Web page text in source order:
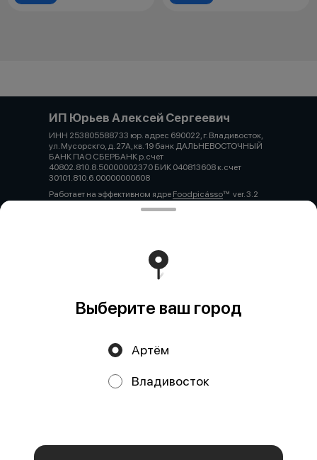
аналитических сервисов согласно нашейполитике
конфиденциальности
ИП Юрьев Алексей Сергеевич
ИНН 253805588733 юр. адрес 690022, г. Владивосток,
ул. Мусорскго, д. 27А, кв. 19 банк ДАЛЬНЕВОСТОЧНЫЙ
БАНК ПАО СБЕРБАНК р.счет
40802.810.8.50000002370 БИК 040813608 к.счет
30101.810.6.00000000608
Работает на эффективном ядре Foodpicássover. 3.2
Политика конфиденциальности
Публичная оферта
Выберите ваш город
Артём
Владивосток